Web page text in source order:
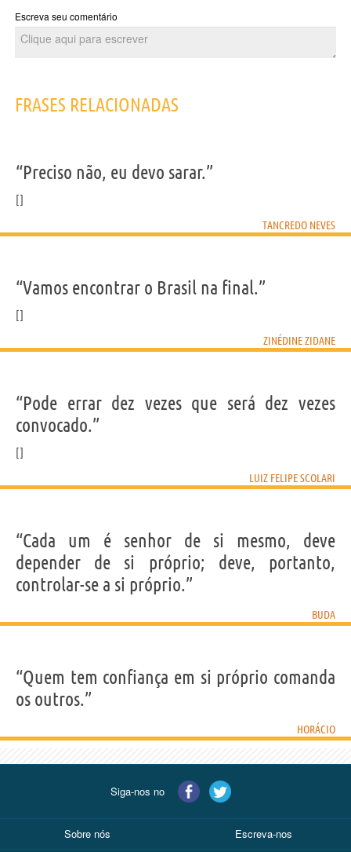
Escreva seu comentário
FRASES RELACIONADAS
“Preciso não, eu devo sarar.”
TANCREDO NEVES
“Vamos encontrar o Brasil na final.”
ZINÉDINE ZIDANE
“Pode errar dez vezes que será dez vezes
convocado.”
LUIZ FELIPE SCOLARI
“Cada um é senhor de si mesmo, deve
depender de si próprio; deve, portanto,
controlar-se a si próprio.”
BUDA
“Quem tem confiança em si próprio comanda
os outros.”
HORÁCIO
Siga-nos no
Sobre nós Escreva-nos